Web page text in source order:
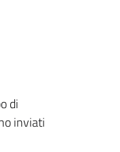
di
inviati